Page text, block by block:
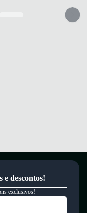
e descontos!
exclusivos!